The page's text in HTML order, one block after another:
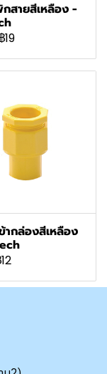
สายสีเหลือง -
฿19
ากล่องสีเหลือง